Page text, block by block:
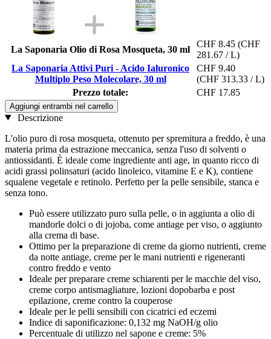
La Saponaria Olio di Rosa Mosqueta, 30 ml
CHF 8.45 (CHF
281.67 / L)
La Saponaria Attivi Puri - Acido Ialuronico
Multiplo Peso Molecolare, 30 ml
CHF 9.40
(CHF 313.33 / L)
Prezzo totale:
CHF 17.85
Aggiungi entrambi nel carrello
Descrizione
L'olio puro di rosa mosqueta, ottenuto per spremitura a freddo, è una
materia prima da estrazione meccanica, senza l'uso di solventi o
antiossidanti. È ideale come ingrediente anti age, in quanto ricco di
acidi grassi polinsaturi (acido linoleico, vitamine E e K), contiene
squalene vegetale e retinolo. Perfetto per la pelle sensibile, stanca e
senza tono.
Può essere utilizzato puro sulla pelle, o in aggiunta a olio di
mandorle dolci o di jojoba, come antiage per viso, o aggiunto
alla crema di base.
Ottimo per la preparazione di creme da giorno nutrienti, creme
da notte antiage, creme per le mani nutrienti e rigeneranti
contro freddo e vento
Ideale per preparare creme schiarenti per le macchie del viso,
creme corpo antismagliature, lozioni dopobarba e post
epilazione, creme contro la couperose
Ideale per le pelli sensibili con cicatrici ed eczemi
Indice di saponificazione: 0,132 mg NaOH/g olio
Percentuale di utilizzo nel sapone e creme: 5%